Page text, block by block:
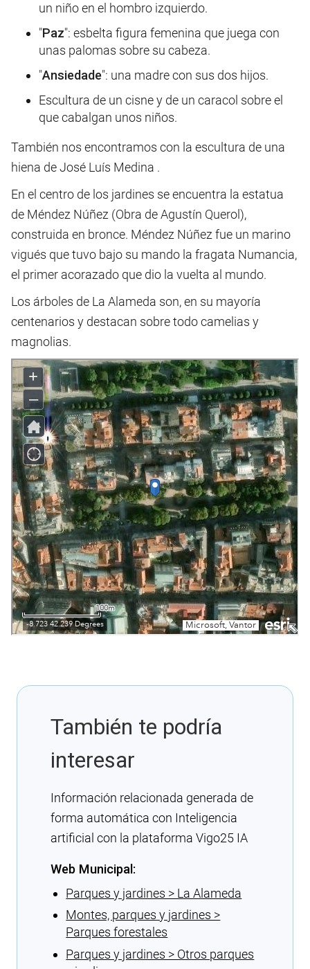
un niño en el hombro izquierdo.
"Paz": esbelta figura femenina que juega con
unas palomas sobre su cabeza.
"Ansiedade": una madre con sus dos hijos.
Escultura de un cisne y de un caracol sobre el
que cabalgan unos niños.
También nos encontramos con la escultura de una
hiena de José Luís Medina .
En el centro de los jardines se encuentra la estatua
de Méndez Núñez (Obra de Agustín Querol),
construida en bronce. Méndez Núñez fue un marino
vigués que tuvo bajo su mando la fragata Numancia,
el primer acorazado que dio la vuelta al mundo.
Los árboles de La Alameda son, en su mayoría
centenarios y destacan sobre todo camelias y
magnolias.
También te podría
interesar
Información relacionada generada de
forma automática con Inteligencia
artificial con la plataforma Vigo25 IA
Web Municipal:
Parques y jardines > La Alameda
Montes, parques y jardines >
Parques forestales
Parques y jardines > Otros parques